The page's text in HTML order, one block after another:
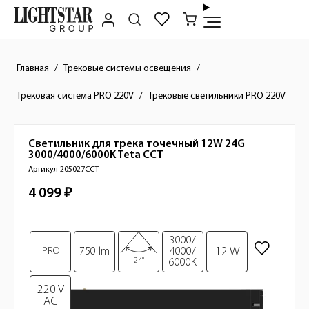
Главная Трековые системы освещения
Трековая система PRO 220V Трековые светильники PRO 220V
Краткое описание товара
Изображения товара
PRO 750 lm
24°
3000/
4000/
6000K
12 W
220 V
AC
Светильник для трека точечный 12W 24G
3000/4000/6000KTeta CCT
Артикул 205027CCT
Стоимость товара
4 099 ₽